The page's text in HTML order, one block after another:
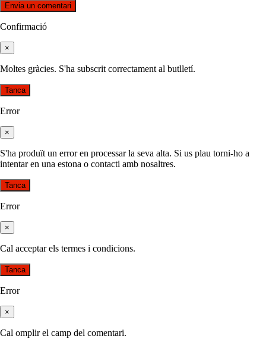
Confirmació
×
Moltes gràcies. S'ha subscrit correctament al butlletí.
Tanca
Error
×
S'ha produït un error en processar la seva alta. Si us plau torni-ho a
intentar en una estona o contacti amb nosaltres.
Tanca
Error
×
Cal acceptar els termes i condicions.
Tanca
Error
×
Cal omplir el camp del comentari.